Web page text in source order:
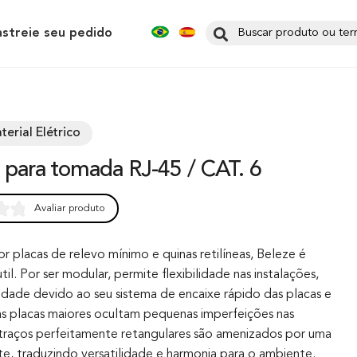
seu pedido
Elétrico
para tomada RJ-45 / CAT. 6
Avaliar produto
placas de relevo mínimo e quinas retilíneas, Beleze é
Por ser modular, permite flexibilidade nas instalações,
devido ao seu sistema de encaixe rápido das placas e
placas maiores ocultam pequenas imperfeições nas
perfeitamente retangulares são amenizados por uma